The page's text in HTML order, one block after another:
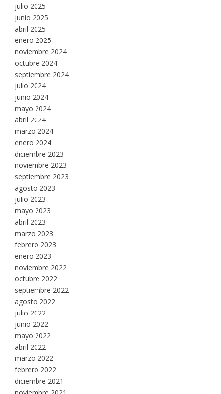
julio 2025
junio 2025
abril 2025
enero 2025
noviembre 2024
octubre 2024
septiembre 2024
julio 2024
junio 2024
mayo 2024
abril 2024
marzo 2024
enero 2024
diciembre 2023
noviembre 2023
septiembre 2023
agosto 2023
julio 2023
mayo 2023
abril 2023
marzo 2023
febrero 2023
enero 2023
noviembre 2022
octubre 2022
septiembre 2022
agosto 2022
julio 2022
junio 2022
mayo 2022
abril 2022
marzo 2022
febrero 2022
diciembre 2021